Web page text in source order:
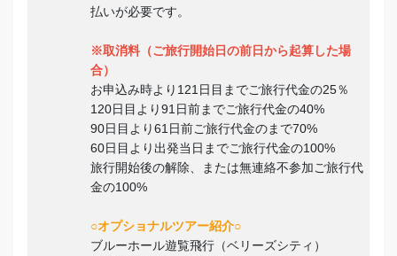
払いが必要です。
※取消料（ご旅行開始日の前日から起算した場
合）
お申込み時より121日目までご旅行代金の25％
120日目より91日前までご旅行代金の40%
90日目より61日前ご旅行代金のまで70%
60日目より出発当日までご旅行代金の100%
旅行開始後の解除、または無連絡不参加ご旅行代
金の100%
○オプショナルツアー紹介○
ブルーホール遊覧飛行（ベリーズシティ）